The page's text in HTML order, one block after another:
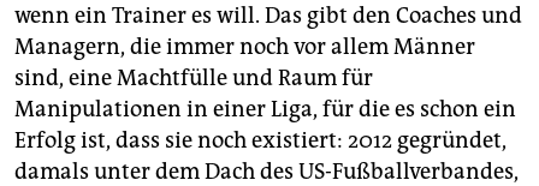
wenn ein Trainer es will. Das gibt den Coaches und
Managern, die immer noch vor allem Männer
sind, eine Machtfülle und Raum für
Manipulationen in einer Liga, für die es schon ein
Erfolg ist, dass sie noch existiert: 2012 gegründet,
damals unter dem Dach des US-Fußballverbandes,